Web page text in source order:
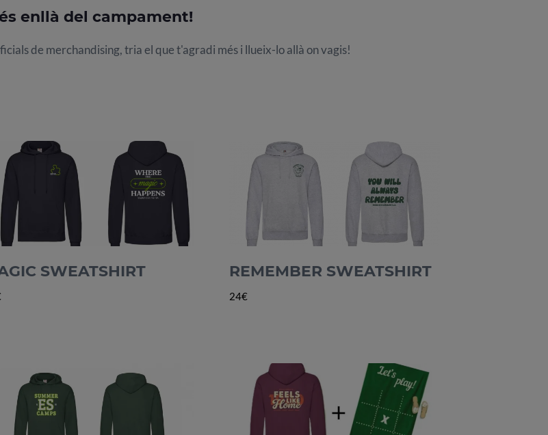
enllà del campament!
de merchandising, tria el que t'agradi més i llueix-lo allà on vagis!
SWEATSHIRT REMEMBER SWEATSHIRT
24€